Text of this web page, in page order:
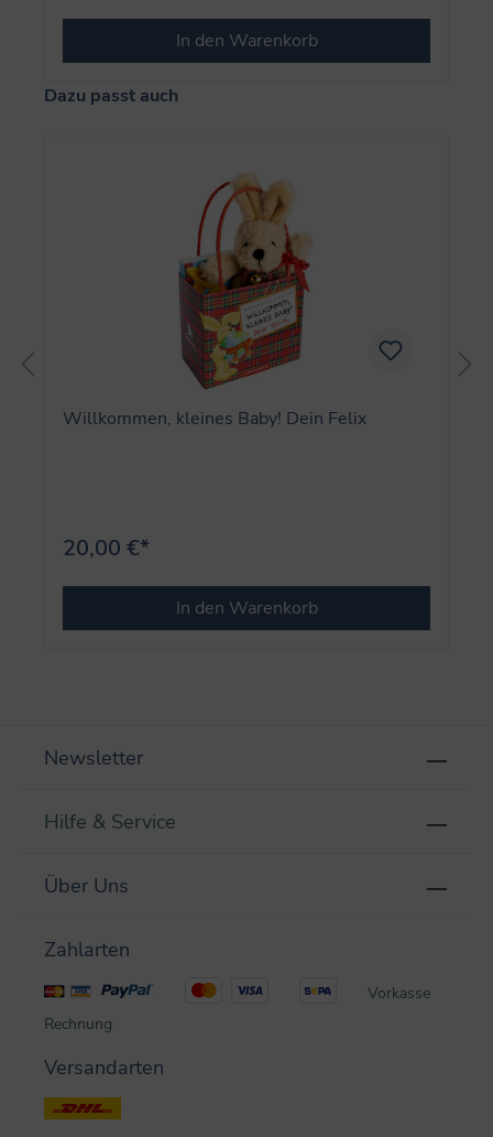
In den Warenkorb
Produktgalerie überspringen
Dazu passt auch
Willkommen, kleines Baby! Dein Felix
20,00 €*
In den Warenkorb
Newsletter
Hilfe & Service
Über Uns
Zahlarten
Vorkasse
Rechnung
Versandarten